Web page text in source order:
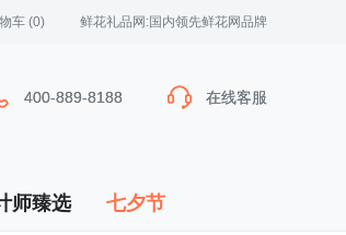
车 (0) 鲜花礼品网:国内领先鲜花网品牌
400-889-8188 在线客服
400-889-8188 在线客服
师臻选 七夕节